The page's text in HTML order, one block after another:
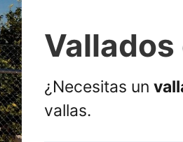
Vallados
¿Necesitas un
vallas.